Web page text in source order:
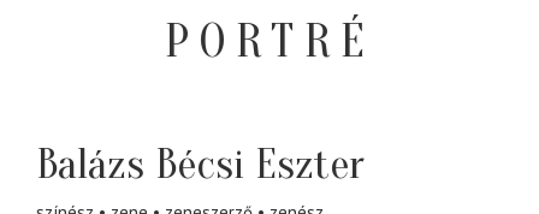
PORTRÉ
Balázs Bécsi Eszter